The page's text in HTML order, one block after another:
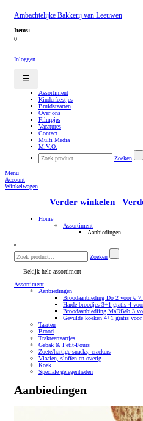
Ambachtelijke Bakkerij van Leeuwen
Items:
0
Inloggen
☰
Assortiment
Kinderfeestjes
Bruidstaarten
Over ons
Filmpjes
Vacatures
Contact
Multi Media
M.V.O.
Zoeken
Menu
Account
Winkelwagen
Verder winkelen
Home
Assortiment
Aanbiedingen
Zoeken
Bekijk hele assortiment
Assortiment
Aanbiedingen
Broodaanbieding Do 2 voor €
Harde broodjes 3+1 gratis 4
Broodaanbiediing MaDiWo 3
Gevulde koeken 4+1 gratis
Taarten
Brood
Trakteertaartjes
Gebak & Petit-Fours
Zoete/hartige snacks, crackers
Vlaaien, sloffen en overig
Koek
Speciale gelegenheden
Aanbiedingen